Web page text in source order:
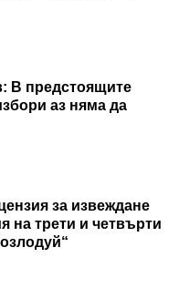
В предстоящите
аз няма да
за извеждане
на трети и четвърти